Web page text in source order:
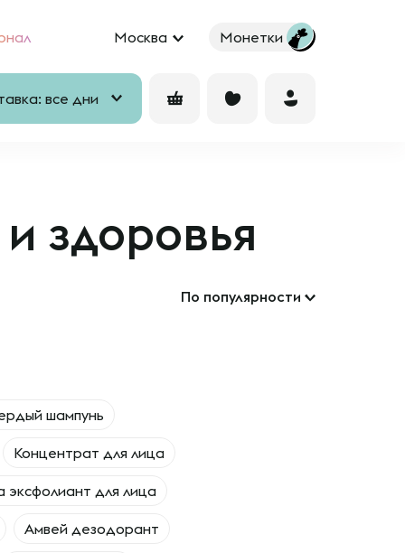
Москва Монетки
все дни
здоровья
По популярности
шампунь
Концентрат для лица
эксфолиант для лица
Амвей дезодорант